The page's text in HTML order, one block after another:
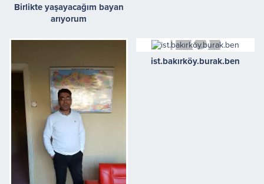
Birlikte yaşayacağım bayan
arıyorum
ist.bakırköy.burak.ben